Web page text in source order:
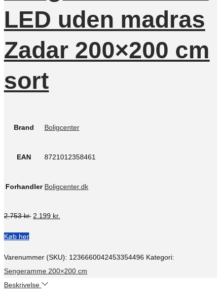
LED uden madras
Zadar 200×200 cm
sort
Brand Boligcenter
EAN 8721012358461
Forhandler Boligcenter.dk
2.753kr. Den
var:
2.753 kr..
2.199 kr.
er:
2.199 kr..
Køb her
Varenummer (SKU): 1236660042453354496 Kategori:
Sengeramme 200×200 cm
Beskrivelse